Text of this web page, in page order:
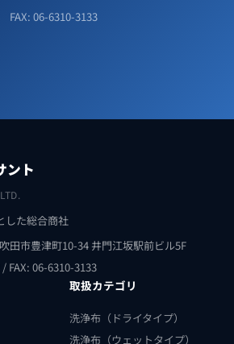
FAX: 06-6310-3133
ント
した総合商社
田市豊津町10-34 井門江坂駅前ビル5F
FAX: 06-6310-3133
取扱カテゴリ
洗浄布（ドライタイプ）
洗浄布（ウェットタイプ）